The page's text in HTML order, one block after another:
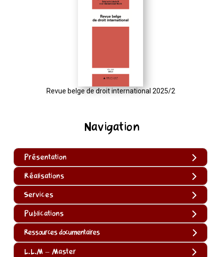
Navigation
Présentation
Réalisations
Services
Publications
Ressources documentaires
L.L.M – Master
Revue belge de droit international 2025/2